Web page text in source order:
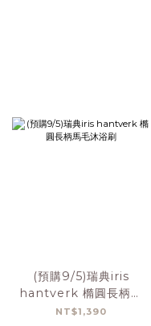
(預購9/5)瑞典iris
hantverk 橢圓長柄馬
毛沐浴刷
NT$1,390